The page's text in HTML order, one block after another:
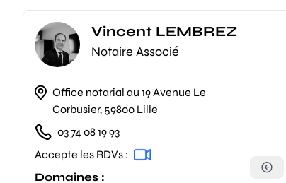
Vincent LEMBREZ
Notaire Associé
Office notarial au 19 Avenue Le
Corbusier, 59800 Lille
03 74 08 19 93
Accepte les RDVs :
Domaines :